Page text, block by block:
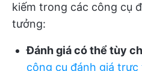
kiếm trong các công cụ
tưởng:
Đánh giá có thể tùy
công cụ đánh giá trực